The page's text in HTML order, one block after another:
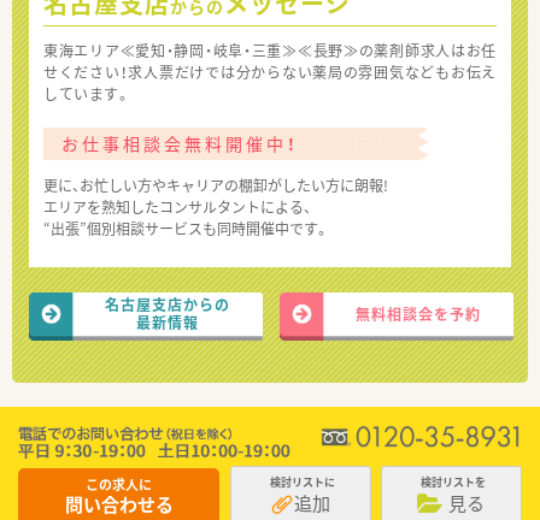
からの
東海エリア≪愛知・静岡・岐阜・三重≫≪長野≫の薬剤師求人はお任
せください！求人票だけでは分からない薬局の雰囲気などもお伝え
しています。
お仕事相談会無料開催中！
更に、お忙しい方やキャリアの棚卸がしたい方に朗報!
エリアを熟知したコンサルタントによる、
“出張”個別相談サービスも同時開催中です。
名古屋支店からの
最新情報
無料相談会を予約
この求人に
問い合わせる
検討リストに
追加
検討リストを
見る